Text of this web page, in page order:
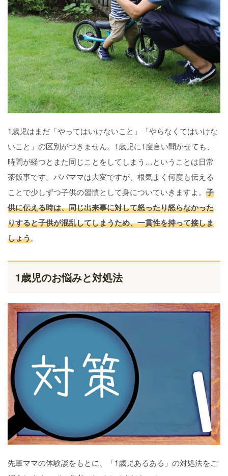
1歳児はまだ「やってはいけないこと」「やらなくてはいけな
いこと」の区別がつきません。1歳児に1度言い聞かせても、
時間が経つとまた同じことをしてしまう…ということは日常
茶飯事です。パパママは大変ですが、根気よく何度も伝える
ことで少しずつ子供の習慣として身についていきますよ。 子
供に伝える時は、同じ出来事に対して怒ったり怒らなかった
りすると子供が混乱してしまうため、一貫性を持って接しま
しょう。
1歳児のお悩みと対処法
先輩ママの体験談をもとに、「1歳児あるある」の対処法をご